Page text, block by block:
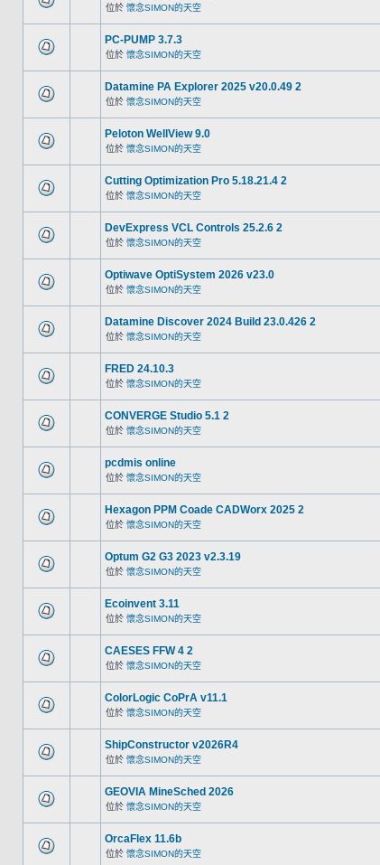
位於 懷念SIMON的天空
PC-PUMP 3.7.3
位於 懷念SIMON的天空
Datamine PA Explorer 2025 v20.0.49 2
位於 懷念SIMON的天空
Peloton WellView 9.0
位於 懷念SIMON的天空
Cutting Optimization Pro 5.18.21.4 2
位於 懷念SIMON的天空
DevExpress VCL Controls 25.2.6 2
位於 懷念SIMON的天空
Optiwave OptiSystem 2026 v23.0
位於 懷念SIMON的天空
Datamine Discover 2024 Build 23.0.426 2
位於 懷念SIMON的天空
FRED 24.10.3
位於 懷念SIMON的天空
CONVERGE Studio 5.1 2
位於 懷念SIMON的天空
pcdmis online
位於 懷念SIMON的天空
Hexagon PPM Coade CADWorx 2025 2
位於 懷念SIMON的天空
Optum G2 G3 2023 v2.3.19
位於 懷念SIMON的天空
Ecoinvent 3.11
位於 懷念SIMON的天空
CAESES FFW 4 2
位於 懷念SIMON的天空
ColorLogic CoPrA v11.1
位於 懷念SIMON的天空
ShipConstructor v2026R4
位於 懷念SIMON的天空
GEOVIA MineSched 2026
位於 懷念SIMON的天空
OrcaFlex 11.6b
位於 懷念SIMON的天空